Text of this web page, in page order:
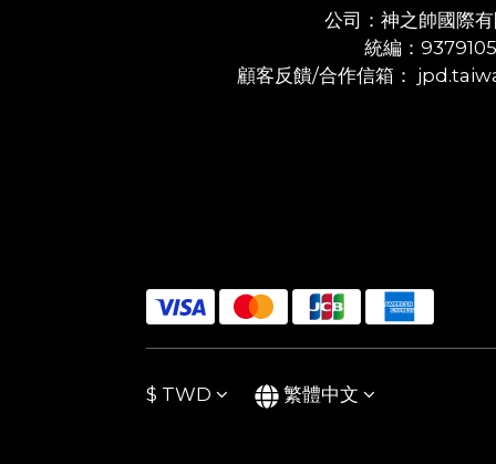
公司：神之帥國際
統編：
顧客反饋/合作信箱：
$ TWD 繁體中文